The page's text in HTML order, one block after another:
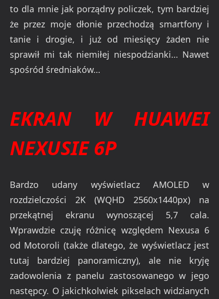
to dla mnie jak porządny policzek, tym bardziej
że przez moje dłonie przechodzą smartfony i
tanie i drogie, i już od miesięcy żaden nie
sprawił mi tak niemiłej niespodzianki… Nawet
spośród średniaków…
EKRAN W HUAWEI
NEXUSIE 6P
Bardzo udany wyświetlacz AMOLED w
rozdzielczości 2K (WQHD 2560x1440px) na
przekątnej ekranu wynoszącej 5,7 cala.
Wprawdzie czuję różnicę względem Nexusa 6
od Motoroli (także dlatego, że wyświetlacz jest
tutaj bardziej panoramiczny), ale nie kryję
zadowolenia z panelu zastosowanego w jego
następcy. O jakichkolwiek pikselach widzianych